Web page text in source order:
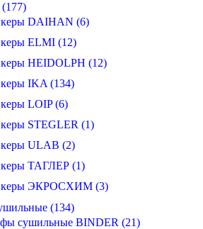
DAIHAN (6)
ELMI (12)
HEIDOLPH (12)
IKA (134)
LOIP (6)
STEGLER (1)
ULAB (2)
ТАГЛЕР (1)
ЭКРОСХИМ (3)
(134)
сушильные BINDER (21)